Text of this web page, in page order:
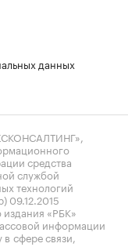
данных
средства
службой
технологий
09.12.2015
«РБК»
информации
сфере связи,